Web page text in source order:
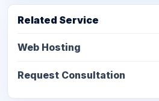
Related Service
Web Hosting
Request Consultation